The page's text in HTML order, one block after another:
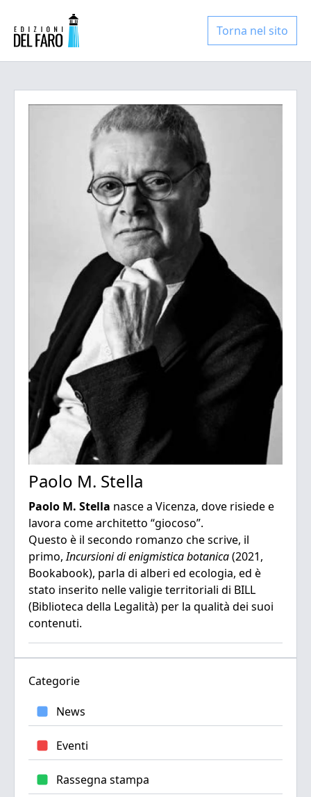
Torna nel sito
Paolo M. Stella
Paolo M. Stella nasce a Vicenza, dove risiede e
lavora come architetto “giocoso”.
Questo è il secondo romanzo che scrive, il
primo,Incursioni di enigmistica botanica(2021,
Bookabook), parla di alberi ed ecologia, ed è
stato inserito nelle valigie territoriali di BILL
(Biblioteca della Legalità) per la qualità dei suoi
contenuti.
Categorie
News
Eventi
Rassegna stampa